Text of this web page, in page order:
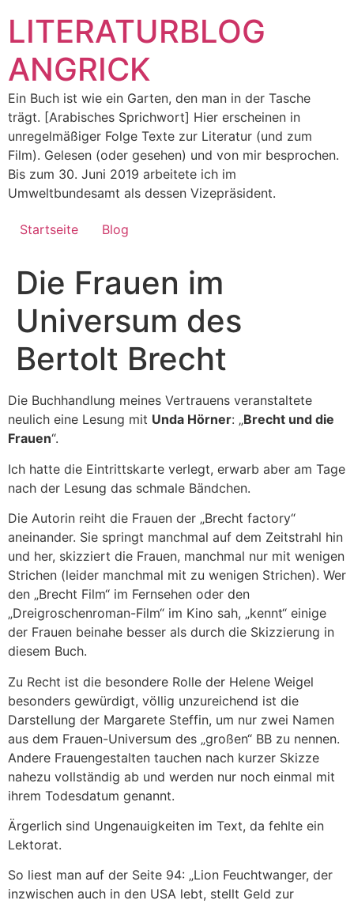
springen
LITERATURBLOG
ANGRICK
Ein Buch ist wie ein Garten, den man in der Tasche
trägt. [Arabisches Sprichwort] Hier erscheinen in
unregelmäßiger Folge Texte zur Literatur (und zum
Film). Gelesen (oder gesehen) und von mir besprochen.
Bis zum 30. Juni 2019 arbeitete ich im
Umweltbundesamt als dessen Vizepräsident.
Startseite Blog
Die Frauen im
Universum des
Bertolt Brecht
Die Buchhandlung meines Vertrauens veranstaltete
neulich eine Lesung mit Unda Hörner: „Brecht und die
Frauen“.
Ich hatte die Eintrittskarte verlegt, erwarb aber am Tage
nach der Lesung das schmale Bändchen.
Die Autorin reiht die Frauen der „Brecht factory“
aneinander. Sie springt manchmal auf dem Zeitstrahl hin
und her, skizziert die Frauen, manchmal nur mit wenigen
Strichen (leider manchmal mit zu wenigen Strichen). Wer
den „Brecht Film“ im Fernsehen oder den
„Dreigroschenroman-Film“ im Kino sah, „kennt“ einige
der Frauen beinahe besser als durch die Skizzierung in
diesem Buch.
Zu Recht ist die besondere Rolle der Helene Weigel
besonders gewürdigt, völlig unzureichend ist die
Darstellung der Margarete Steffin, um nur zwei Namen
aus dem Frauen-Universum des „großen“ BB zu nennen.
Andere Frauengestalten tauchen nach kurzer Skizze
nahezu vollständig ab und werden nur noch einmal mit
ihrem Todesdatum genannt.
Ärgerlich sind Ungenauigkeiten im Text, da fehlte ein
Lektorat.
So liest man auf der Seite 94: „Lion Feuchtwanger, der
inzwischen auch in den USA lebt, stellt Geld zur